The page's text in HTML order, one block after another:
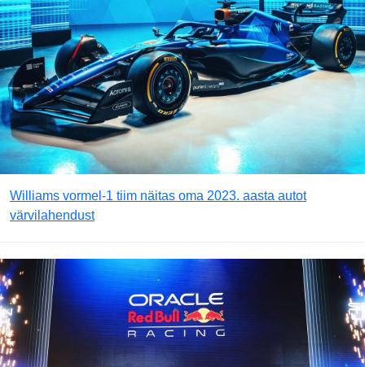
Williams vormel-1 tiim näitas oma 2023. aasta autot
värvilahendust